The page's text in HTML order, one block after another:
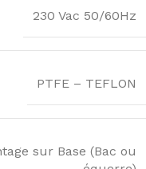
230 Vac 50/60Hz
PTFE – TEFLON
sur Base (Bac ou